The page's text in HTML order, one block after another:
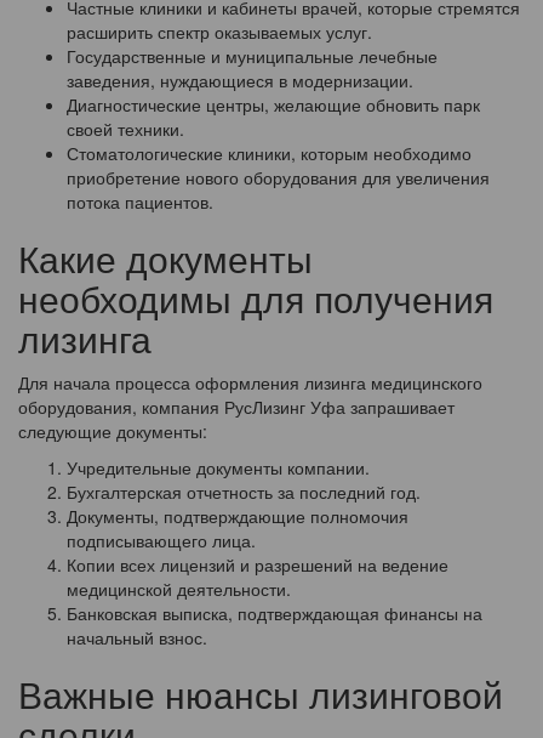
Частные клиники и кабинеты врачей, которые стремятся
расширить спектр оказываемых услуг.
Государственные и муниципальные лечебные
заведения, нуждающиеся в модернизации.
Диагностические центры, желающие обновить парк
своей техники.
Стоматологические клиники, которым необходимо
приобретение нового оборудования для увеличения
потока пациентов.
Какие документы
необходимы для получения
лизинга
Для начала процесса оформления лизинга медицинского
оборудования, компания РусЛизинг Уфа запрашивает
следующие документы:
Учредительные документы компании.
Бухгалтерская отчетность за последний год.
Документы, подтверждающие полномочия
подписывающего лица.
Копии всех лицензий и разрешений на ведение
медицинской деятельности.
Банковская выписка, подтверждающая финансы на
начальный взнос.
Важные нюансы лизинговой